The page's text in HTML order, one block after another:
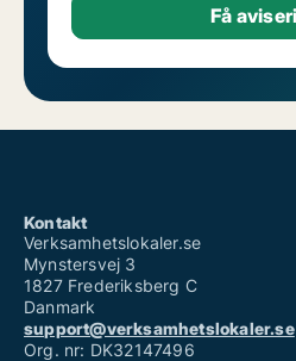
Kontakt
Verksamhetslokaler.se
Mynstersvej 3
1827 Frederiksberg C
Danmark
support@verksamhetslokaler.se
Org. nr: DK32147496